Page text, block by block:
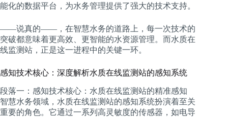
能化的数据平台，为水务管理提供了强大的技术支持。
——说真的——，在智慧水务的道路上，每一次技术的
突破都意味着更高效、更智能的水资源管理。而水质在
线监测站，正是这一进程中的关键一环。
感知技术核心：深度解析水质在线监测站的感知系统
段落一：感知技术核心：水质在线监测站的精准感知
智慧水务领域，水质在线监测站的感知系统扮演着至关
重要的角色。它通过一系列高灵敏度的传感器，如电导